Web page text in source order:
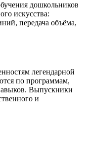
дошкольников
искусства:
передача объёма,
легендарной
по программам,
Выпускники
и